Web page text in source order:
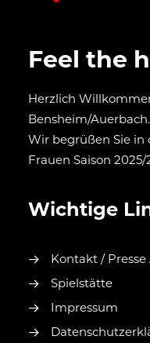
Feel the
Herzlich
Bensheim/Auerbach.
Wir begrüßen Sie in
Frauen Saison 2025/
Wichtige
Kontakt /
Spielstätte
Impressum